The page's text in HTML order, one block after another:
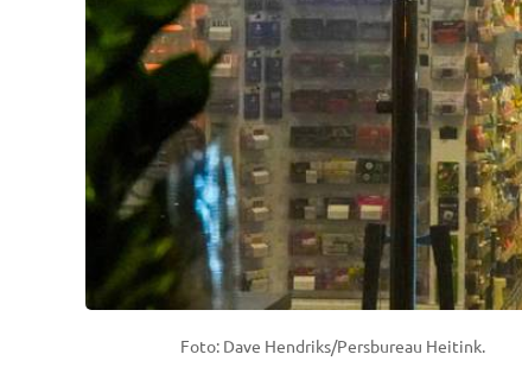
Foto: Dave Hendriks/Persbureau Heitink.